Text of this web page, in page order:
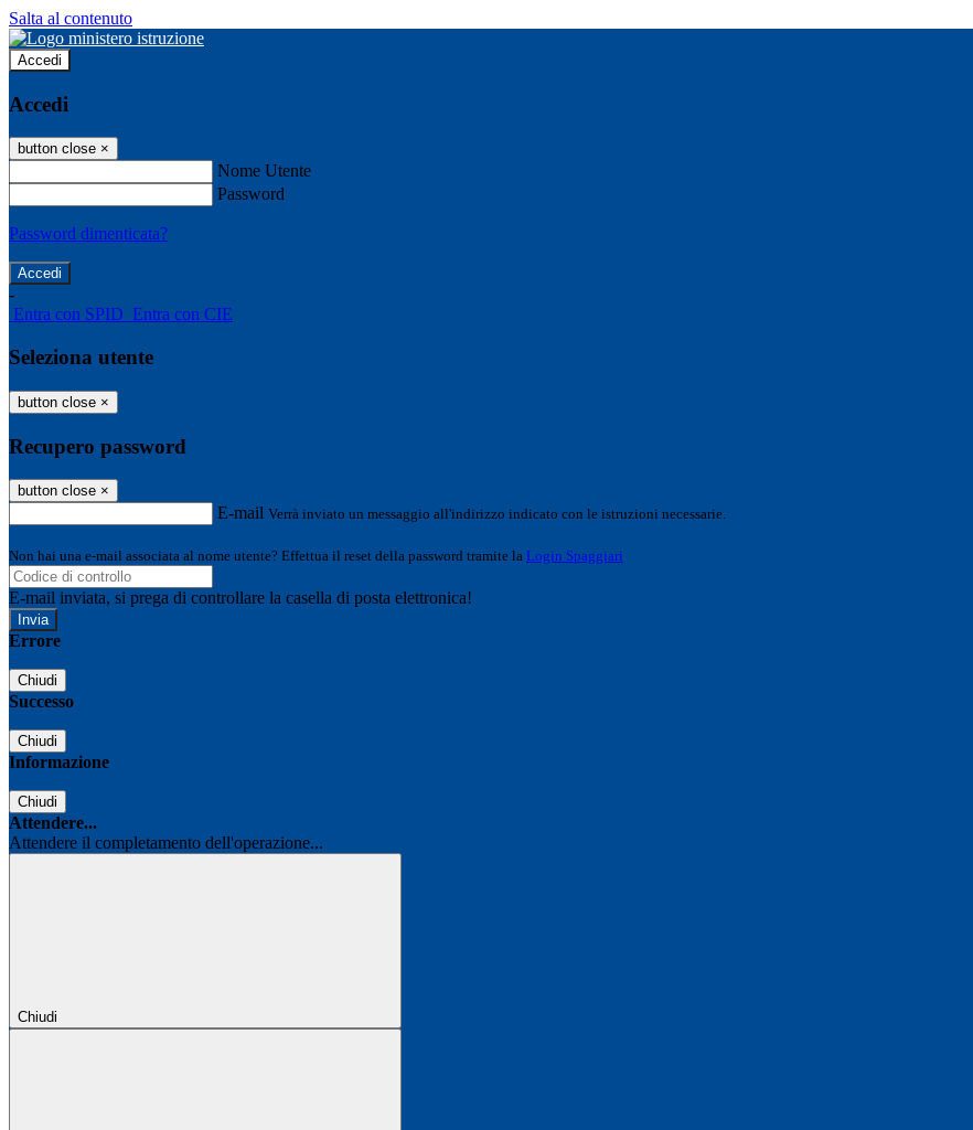
Salta al contenuto
Accedi
Accedi
button close ×
Nome Utente
Password
Password dimenticata?
-
Entra con SPID Entra con CIE
Seleziona utente
button close ×
Recupero password
button close ×
E-mail Verrà inviato un messaggio all'indirizzo indicato con le istruzioni necessarie.
Non hai una e-mail associata al nome utente? Effettua il reset della password tramite la Login Spaggiari
E-mail inviata, si prega di controllare la casella di posta elettronica!
Errore
Chiudi
Successo
Chiudi
Informazione
Chiudi
Attendere...
Attendere il completamento dell'operazione...
Chiudi